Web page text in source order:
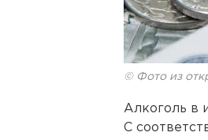
© Фото из
Алкоголь в
С